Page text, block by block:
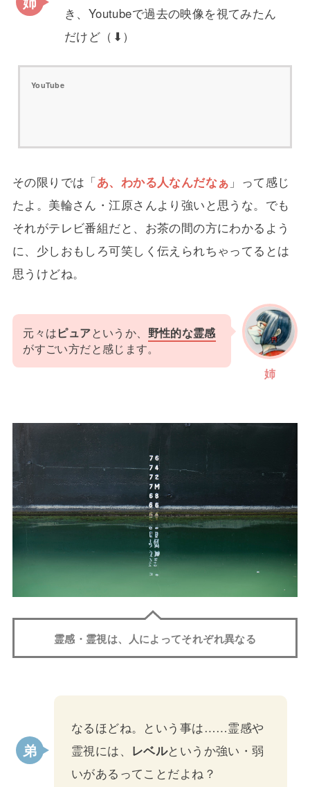
き、Youtubeで過去の映像を視てみたん
だけど（⬇）
YouTube
その限りでは「あ、わかる人なんだなぁ 」って感じ
たよ。美輪さん・江原さんより強いと思うな。でも
それがテレビ番組だと、お茶の間の方にわかるよう
に、少しおもしろ可笑しく伝えられちゃってるとは
思うけどね。
姉
元々はピュアというか、 野性的な霊感
がすごい方だと感じます。
霊感・霊視は、人によってそれぞれ異なる
なるほどね。という事は……霊感や
霊視には、 レベルというか強い・弱
いがあるってことだよね？